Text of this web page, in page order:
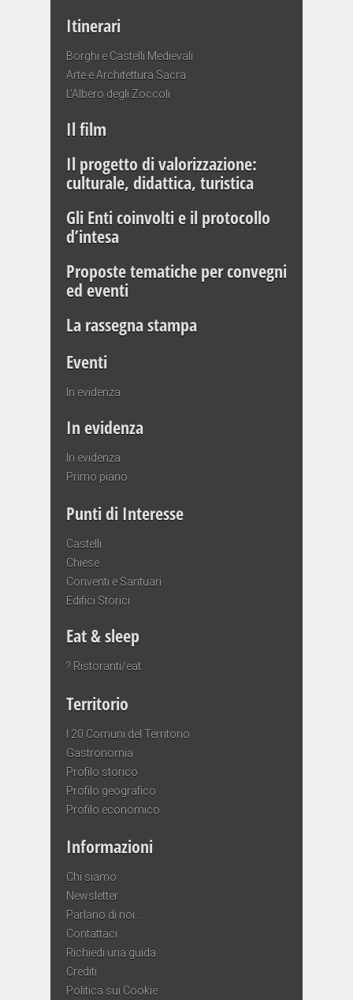
Itinerari
Borghi e Castelli Medievali
Arte e Architettura Sacra
L’Albero degli Zoccoli
Il film
Il progetto di valorizzazione:
culturale, didattica, turistica
Gli Enti coinvolti e il protocollo
d’intesa
Proposte tematiche per convegni
ed eventi
La rassegna stampa
Eventi
In evidenza
In evidenza
In evidenza
Primo piano
Punti di Interesse
Castelli
Chiese
Conventi e Santuari
Edifici Storici
Eat & sleep
? Ristoranti/eat
Territorio
I 20 Comuni del Territorio
Gastronomia
Profilo storico
Profilo geografico
Profilo economico
Informazioni
Chi siamo
Newsletter
Parlano di noi…
Contattaci
Richiedi una guida
Crediti
Politica sui Cookie